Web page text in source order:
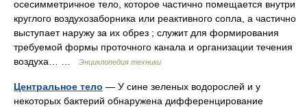
осесимметричное тело, которое частично помещается внутри
круглого воздухозаборника или реактивного сопла, а частично
выступает наружу за их обрез ; служит для формирования
требуемой формы проточного канала и организации течения
воздуха… …
Энциклопедия техники
Центральное тело — У сине зеленых водорослей и у
некоторых бактерий обнаружена дифференцирование